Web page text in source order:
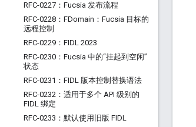
RFC-0227：Fucsia 发布流程
RFC-0228：FDomain：Fucsia 目标的
远程控制
RFC-0229：FIDL 2023
RFC-0230：Fucsia 中的“挂起到空闲”
状态
RFC-0231：FIDL 版本控制替换语法
RFC-0232：适用于多个 API 级别的
FIDL 绑定
RFC-0233：默认使用旧版 FIDL